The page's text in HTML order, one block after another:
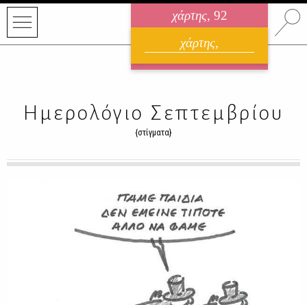
χάρτης, 92
ηλεκτρονικό περιοδικό
ΑΥΓΟΥΣΤΟΣ 2026
χάρτης,
Ημερολόγιο Σεπτεμβρίου
{στίγματα}